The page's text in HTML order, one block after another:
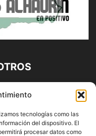
tecnologías como las
del dispositivo. El
procesar datos como
Propiedad de
95 71 95 | Noticias de
y Provincia|